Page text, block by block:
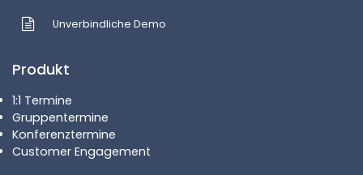
Unverbindliche Demo
Produkt
1:1 Termine
Gruppentermine
Konferenztermine
Customer Engagement